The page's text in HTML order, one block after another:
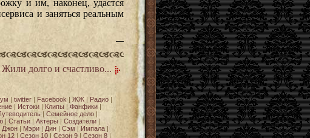
и им, наконец, удастся
и заняться реальным
—
Жили долго и счастливо...
twitter| Facebook ЖЖ| Радио|
Истоки Клипы Фанфики
Семейное дело
| Статьи| Актеры Создатели|
Джон Мэри Дин Сэм Импала
12 Сезон 10 Сезон 9 Сезон 8